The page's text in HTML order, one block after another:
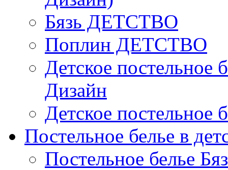
Бязь ДЕТСТВО
Поплин ДЕТСТВО
Детское постельное
Дизайн
Детское постельное
Постельное белье в
Постельное белье